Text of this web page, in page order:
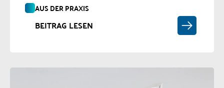
AUS DER PRAXIS
BEITRAG LESEN